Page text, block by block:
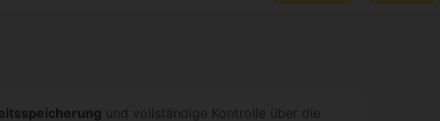
und vollständige Kontrolle über die